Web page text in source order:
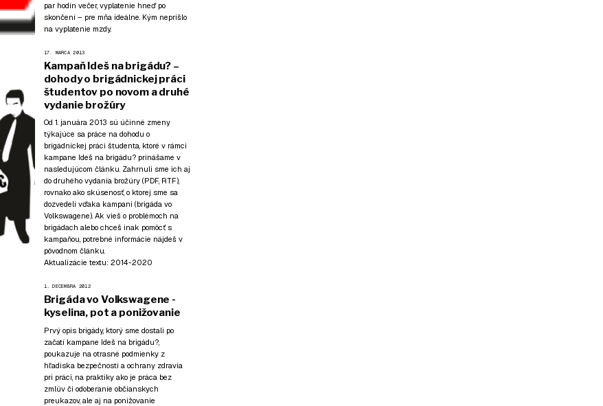
par hodín večer, vyplatenie hneď po
skončení – pre mňa ideálne. Kým neprišlo
na vyplatenie mzdy.
17. MARCA 2013
Kampaň Ideš na brigádu? –
dohody o brigádnickej práci
študentov po novom a druhé
vydanie brožúry
Od 1. januára 2013 sú účinné zmeny
týkajúce sa práce na dohodu o
brigádnickej práci študenta, ktoré v rámci
kampane Ideš na brigádu?prinášame v
nasledujúcom článku. Zahrnuli sme ich aj
do druhého vydania brožúry (PDF, RTF),
rovnako ako skúsenosť, o ktorej sme sa
dozvedeli vďaka kampani (brigáda vo
Volkswagene). Ak vieš o problémoch na
brigádach alebo chceš inak pomôcť s
kampaňou, potrebné informácie nájdeš v
pôvodnom článku.
Aktualizácie textu: 2014-2020
1. DECEMBRA 2012
Brigáda vo Volkswagene -
kyselina, pot a ponižovanie
Prvý opis brigády, ktorý sme dostali po
začatí kampane Ideš na brigádu?,
poukazuje na otrasné podmienky z
hľadiska bezpečnosti a ochrany zdravia
pri práci, na praktiky ako je práca bez
zmlúv či odoberanie občianskych
preukazov, ale aj na ponižovanie